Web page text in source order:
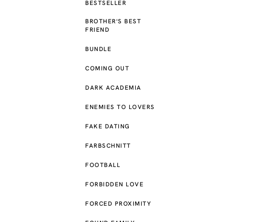
BESTSELLER
BROTHER'S BEST
FRIEND
BUNDLE
COMING OUT
DARK ACADEMIA
ENEMIES TO LOVERS
FAKE DATING
FARBSCHNITT
FOOTBALL
FORBIDDEN LOVE
FORCED PROXIMITY